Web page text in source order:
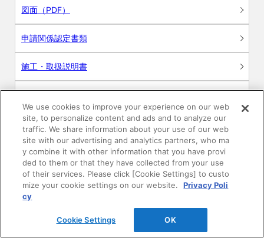
図面（PDF）
申請関係認定書類
施工・取扱説明書
シミュレーションツール
24時間換気システム〈エアスマート〉
簡易設計見積ソフト
R&Dセンター環境測定・分析サービス
We use cookies to improve your experience on our web
site, to personalize content and ads and to analyze our
traffic. We share information about your use of our web
site with our advertising and analytics partners, who ma
y combine it with other information that you have provi
ded to them or that they have collected from your use
of their services. Please click [Cookie Settings] to custo
mize your cookie settings on our website.
Privacy Poli
cy
Cookie Settings OK